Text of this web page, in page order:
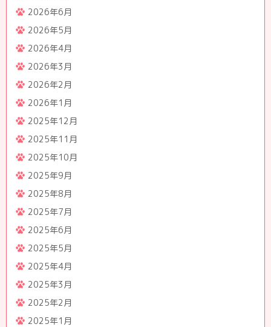
2026年6月
2026年5月
2026年4月
2026年3月
2026年2月
2026年1月
2025年12月
2025年11月
2025年10月
2025年9月
2025年8月
2025年7月
2025年6月
2025年5月
2025年4月
2025年3月
2025年2月
2025年1月